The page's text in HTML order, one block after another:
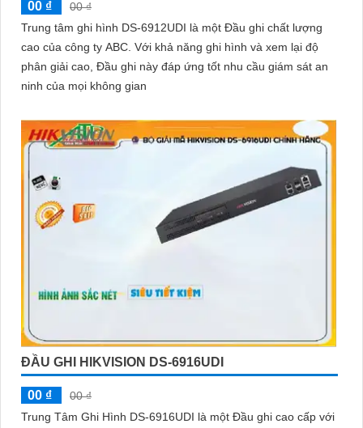
thể về sản phẩm phù hợp với nhu cầu của mình.
Kết luận
Camera Hikvision không chỉ mang đến sự an toàn và bảo vệ cho
ngôi nhà hoặc doanh nghiệp của bạn, mà còn là lựa chọn thông
minh với giá cả phải chăng và hình ảnh chất lượng sắc nét. Hãy
Hy vọng rằng bài viết giới thiệu trên sẽ giúp bạn thu hút được
khách hàng quan tâm đến sản phẩm Camera Hikvision giá rẻ và
00 ₫
00 ₫
Trung tâm ghi hình DS-6912UDI là một Đầu ghi chất lượng
cao của công ty ABC. Với khả năng ghi hình và xem lại độ
phân giải cao, Đầu ghi này đáp ứng tốt nhu cầu giám sát an
ninh của mọi không gian
ĐẦU GHI HIKVISION DS-6916UDI
00 ₫
00 ₫
Trung Tâm Ghi Hình DS-6916UDI là một Đầu ghi cao cấp với